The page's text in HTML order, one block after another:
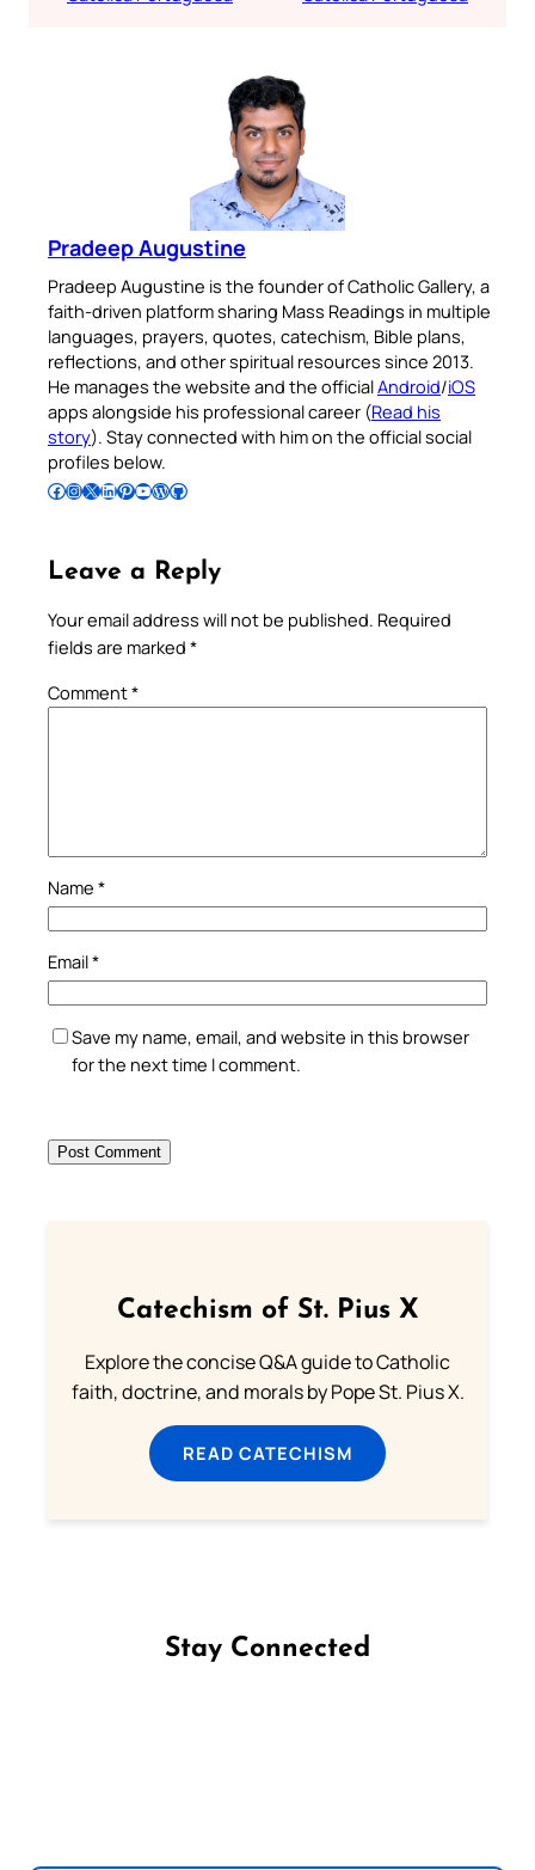
Pradeep Augustine
Pradeep Augustine is the founder of Catholic Gallery, a
faith-driven platform sharing Mass Readings in multiple
languages, prayers, quotes, catechism, Bible plans,
reflections, and other spiritual resources since 2013.
He manages the website and the officialAndroid/iOS
apps alongside his professional career (Read his
story). Stay connected with him on the official social
profiles below.
Follow Pradeep on Facebook Follow Pradeep on InstagramFollow Pradeep on X Follow Pradeep on LinkedIn Follow Pradeep on Pinterest Subscribe to Pradeep’s Youtube Channel Follow Pradeep on WordPress Follow Pradeep on GitHub
Leave a Reply
Your email address will not be published. Required
fields are marked *
Comment*
Name *
Email*
Save my name, email, and website in this browser
for the next time I comment.
Catechism of St. Pius X
Explore the concise Q&A guide to Catholic
faith, doctrine, and morals by Pope St. Pius X.
READ CATECHISM
Stay Connected